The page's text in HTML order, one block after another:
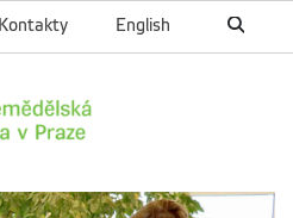
English
Kontakty